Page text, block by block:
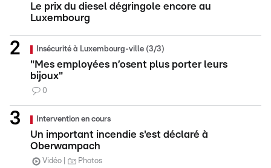
Le prix du diesel dégringole encore au
Luxembourg
Insécurité à Luxembourg-ville (3/3)
"Mes employées n’osent plus porter leurs
bijoux"
0
Intervention en cours
Un important incendie s'est déclaré à
Oberwampach
Vidéo Photos